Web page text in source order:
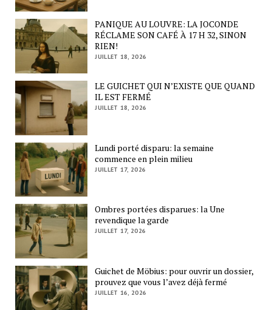
PANIQUE AU LOUVRE: LA JOCONDE
RÉCLAME SON CAFÉ À 17 H 32, SINON
RIEN!
JUILLET 18, 2026
LE GUICHET QUI N’EXISTE QUE QUAND
IL EST FERMÉ
JUILLET 18, 2026
Lundi porté disparu: la semaine
commence en plein milieu
JUILLET 17, 2026
Ombres portées disparues: la Une
revendique la garde
JUILLET 17, 2026
Guichet de Möbius: pour ouvrir un dossier,
prouvez que vous l’avez déjà fermé
JUILLET 16, 2026